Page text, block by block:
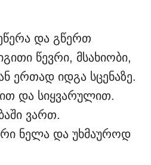
და გწერთ
წევრი, მსახიობი,
ერთად იდგა სცენაზე.
და სიყვარულით.
ვართ.
ნელა და უხმაუროდ